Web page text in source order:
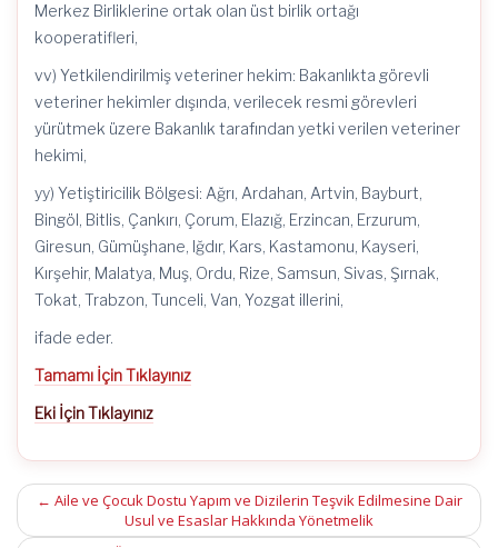
Merkez Birliklerine ortak olan üst birlik ortağı
kooperatifleri,
vv) Yetkilendirilmiş veteriner hekim: Bakanlıkta görevli
veteriner hekimler dışında, verilecek resmi görevleri
yürütmek üzere Bakanlık tarafından yetki verilen veteriner
hekimi,
yy) Yetiştiricilik Bölgesi: Ağrı, Ardahan, Artvin, Bayburt,
Bingöl, Bitlis, Çankırı, Çorum, Elazığ, Erzincan, Erzurum,
Giresun, Gümüşhane, Iğdır, Kars, Kastamonu, Kayseri,
Kırşehir, Malatya, Muş, Ordu, Rize, Samsun, Sivas, Şırnak,
Tokat, Trabzon, Tunceli, Van, Yozgat illerini,
ifade eder.
Tamamı İçin Tıklayınız
Eki İçin Tıklayınız
Post
← Aile ve Çocuk Dostu Yapım ve Dizilerin Teşvik Edilmesine Dair
Usul ve Esaslar Hakkında Yönetmelik